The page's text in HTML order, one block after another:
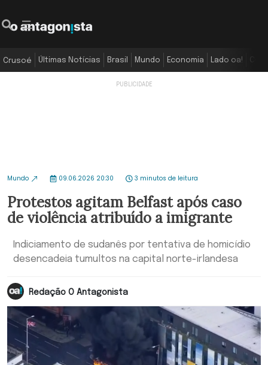
Crusoé Últimas Notícias Brasil Mundo Economia Lado oa!
Mundo 09.06.2026 20:30 3 minutos de leitura
Protestos agitam Belfast após caso
de violência atribuído a imigrante
Indiciamento de sudanês por tentativa de homicídio
desencadeia tumultos na capital norte-irlandesa
Redação O Antagonista